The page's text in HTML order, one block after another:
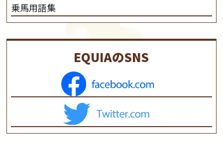
乗馬用語集
EQUIAのSNS